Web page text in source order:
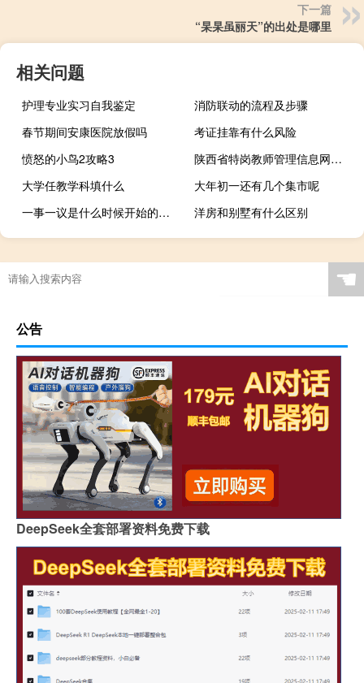
下一篇
“杲杲虽丽天”的出处是哪里
相关问题
护理专业实习自我鉴定
消防联动的流程及步骤
春节期间安康医院放假吗
考证挂靠有什么风险
愤怒的小鸟2攻略3
陕西省特岗教师管理信息网（陕西省特岗教师管理信息系统）
大学任教学科填什么
大年初一还有几个集市呢
一事一议是什么时候开始的（一事一议是什么意思）
洋房和别墅有什么区别
☚
公告
DeepSeek全套部署资料免费下载